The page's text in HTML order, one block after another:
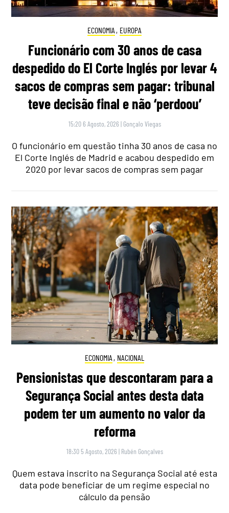
ECONOMIA , EUROPA
Funcionário com 30 anos de casa
despedido do El Corte Inglés por levar 4
sacos de compras sem pagar: tribunal
teve decisão final e não ‘perdoou’
15:20 6 Agosto, 2026 | Gonçalo Viegas
O funcionário em questão tinha 30 anos de casa no
El Corte Inglés de Madrid e acabou despedido em
2020 por levar sacos de compras sem pagar
ECONOMIA , NACIONAL
Pensionistas que descontaram para a
Segurança Social antes desta data
podem ter um aumento no valor da
reforma
18:30 5 Agosto, 2026 | Rubén Gonçalves
Quem estava inscrito na Segurança Social até esta
data pode beneficiar de um regime especial no
cálculo da pensão